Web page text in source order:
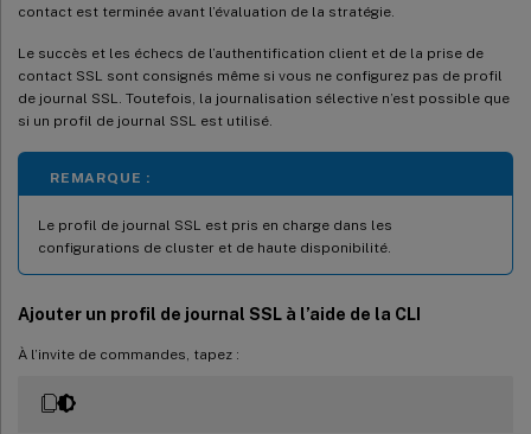
contact est terminée avant l’évaluation de la stratégie.
Le succès et les échecs de l’authentification client et de la prise de
contact SSL sont consignés même si vous ne configurez pas de profil
de journal SSL. Toutefois, la journalisation sélective n’est possible que
si un profil de journal SSL est utilisé.
REMARQUE :
Le profil de journal SSL est pris en charge dans les
configurations de cluster et de haute disponibilité.
Ajouter un profil de journal SSL à l’aide de la CLI
À l’invite de commandes, tapez :